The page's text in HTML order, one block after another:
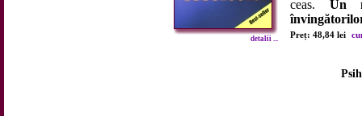
detalii ...
ceas. Un
Preț: 48,84 lei